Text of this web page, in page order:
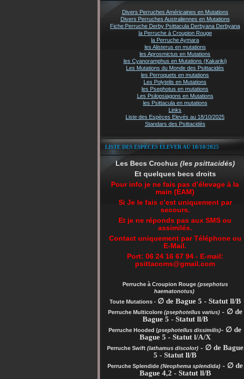
Divers Perruches Américaines en Mutations
Divers Perruches Australiennes en Mutations
Fiche:Perruche Derby Psittacula Derbyana Derbyana
la Perruche à Croupion Rouge
la Perruche Aymara
les Alisterus en mutations
les Aprosmictus en Mutations
les Cyanoramphus en Mutations (Kakariki)
Les Mutations du Monde des Psittacidés
les Perroquets en mutations
Les Polytelis en Mutations
les Psephotus en mutations
Les Psilopsiagons en Mutations
les Psittacula en mutations
Links
Liste des Espèces Elevés au 18/10/2025
Standars des Psittacidés
LISTE DES ESPÈCES ÉLEVER AU 18/10/2025
Les Becs Crochus (les psittacidés)
Et quelques becs droits
Pour info je ne fais pas d’élevage à la
main (EAM)
Si Je le fais c’est uniquement par
secours.
Et je ne réponds pas aux SMS ou
assimilés.
Contact uniquement par Téléphone ou
E-Mail.
Port: 06 24 16 67 94 - E-mail:
psittacoms@gmail.com
Perruche à Croupion Rouge(psephotus
haematonotus)
Toute Mutations - ∅ de Bague 5 - Statut ll/B
Perruche Multicolore (psephotellus varius)- ∅ de
Bague 5 - Statut ll/B
Perruche Hooded (psephotellus dissimilis)- ∅ de
Bague 5 - Statut l/A/X
Perruche Swift (lathamus discolor)- ∅ de Bague
5 - Statut ll/B
Perruche Splendide (Neophema splendida)- ∅ de
Bague 4,2 - Statut ll/B